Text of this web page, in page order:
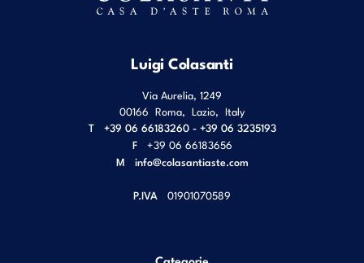
Luigi Colasanti
Via Aurelia, 1249
00166 Roma Lazio Italy
T
+39 06 66183260 - +39 06 3235193
F
+39 06 66183656
M info@colasantiaste.com
P.IVA 01901070589
Categorie